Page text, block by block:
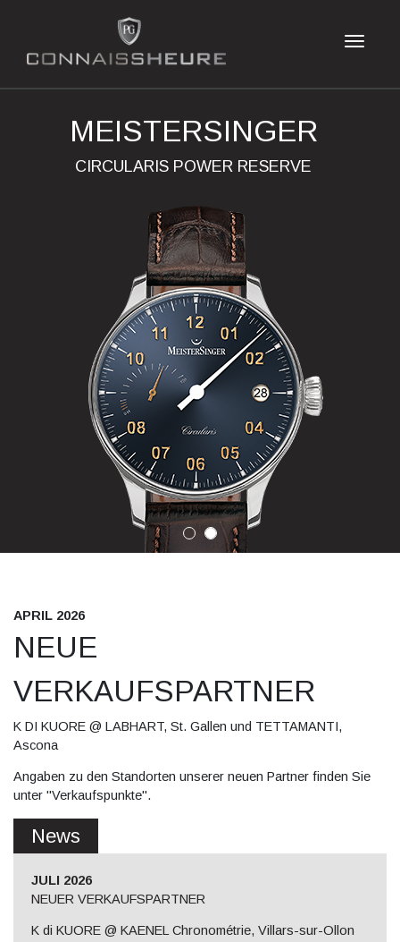
MEISTERSINGER
CIRCULARIS POWER RESERVE
APRIL 2026
NEUE
VERKAUFSPARTNER
K DI KUORE @ LABHART, St. Gallen und TETTAMANTI,
Ascona
Angaben zu den Standorten unserer neuen Partner finden Sie
unter "Verkaufspunkte".
News
JULI 2026
NEUER VERKAUFSPARTNER
K di KUORE @ KAENEL Chronométrie, Villars-sur-Ollon